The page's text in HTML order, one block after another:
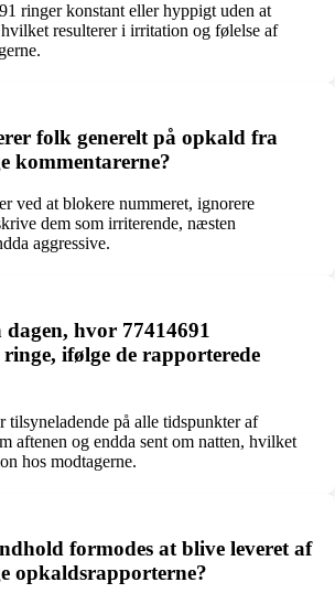
ringer konstant eller hyppigt uden at
hvilket resulterer i irritation og følelse af
folk generelt på opkald fra
kommentarerne?
ved at blokere nummeret, ignorere
dem som irriterende, næsten
aggressive.
hvor 77414691
ifølge de rapporterede
tilsyneladende på alle tidspunkter af
aftenen og endda sent om natten, hvilket
hos modtagerne.
formodes at blive leveret af
opkaldsrapporterne?